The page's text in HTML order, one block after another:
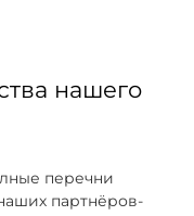
нашего
перечни
партнёров-